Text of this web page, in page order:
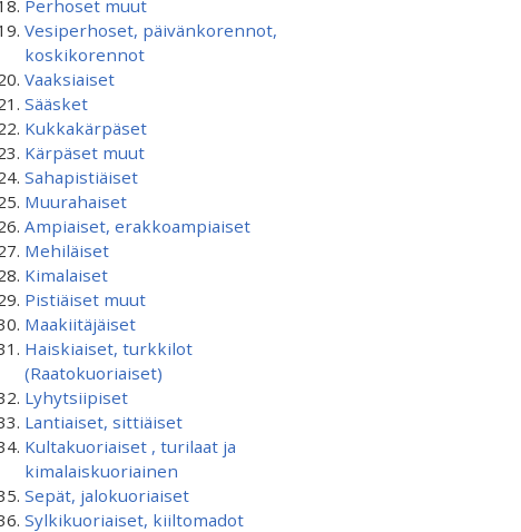
Perhoset muut
Vesiperhoset, päivänkorennot,
koskikorennot
Vaaksiaiset
Sääsket
Kukkakärpäset
Kärpäset muut
Sahapistiäiset
Muurahaiset
Ampiaiset, erakkoampiaiset
Mehiläiset
Kimalaiset
Pistiäiset muut
Maakiitäjäiset
Haiskiaiset, turkkilot
(Raatokuoriaiset)
Lyhytsiipiset
Lantiaiset, sittiäiset
Kultakuoriaiset , turilaat ja
kimalaiskuoriainen
Sepät, jalokuoriaiset
Sylkikuoriaiset, kiiltomadot